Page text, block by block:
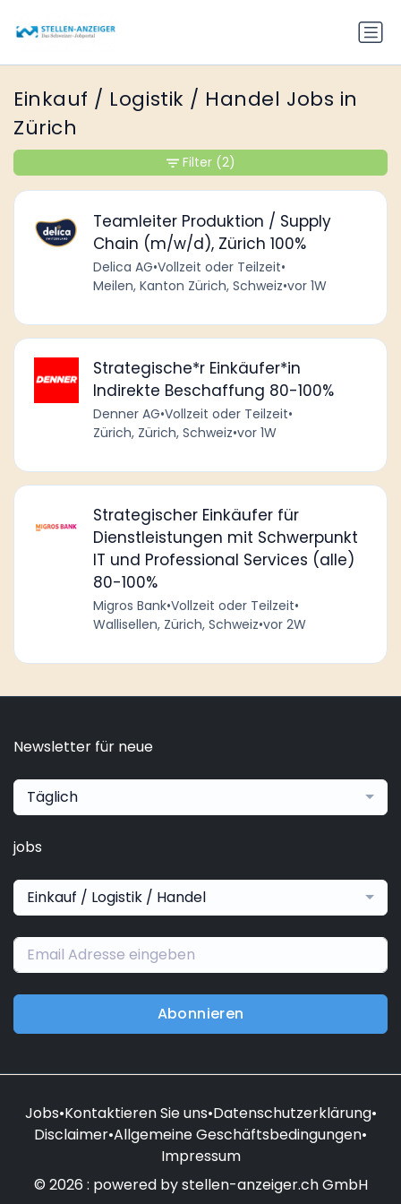
Einkauf / Logistik / Handel Jobs in
Zürich
Teamleiter Produktion / Supply
Chain (m/w/d), Zürich 100%
Delica AG•Vollzeit oder Teilzeit•
Meilen, Kanton Zürich, Schweiz•vor 1W
Strategische*r Einkäufer*in
Indirekte Beschaffung 80-100%
Denner AG•Vollzeit oder Teilzeit•
Zürich, Zürich, Schweiz•vor 1W
Strategischer Einkäufer für
Dienstleistungen mit Schwerpunkt
IT und Professional Services (alle)
80-100%
Migros Bank•Vollzeit oder Teilzeit•
Wallisellen, Zürich, Schweiz•vor 2W
Filter (2)
Newsletter für neue
Täglich
jobs
Einkauf / Logistik / Handel
Abonnieren
Jobs•Kontaktieren Sie uns•Datenschutzerklärung•
Disclaimer•Allgemeine Geschäftsbedingungen•
Impressum
© 2026 : powered by stellen-anzeiger.ch GmbH